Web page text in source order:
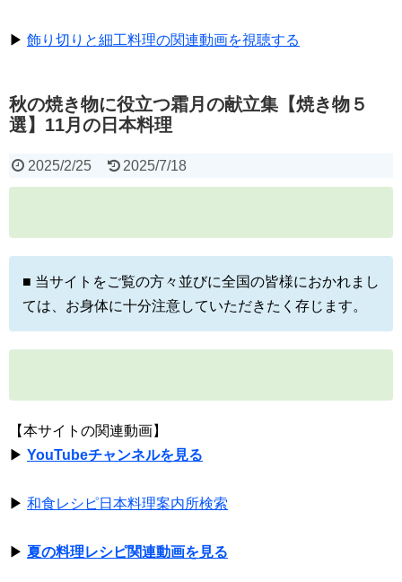
▶ 飾り切りと細工料理の関連動画を視聴する
秋の焼き物に役立つ霜月の献立集【焼き物５
選】11月の日本料理
2025/2/25 2025/7/18
■ 当サイトをご覧の方々並びに全国の皆様におかれまし
ては、お身体に十分注意していただきたく存じます。
【本サイトの関連動画】
▶ YouTubeチャンネルを見る
▶ 和食レシピ日本料理案内所検索
▶ 夏の料理レシピ関連動画を見る